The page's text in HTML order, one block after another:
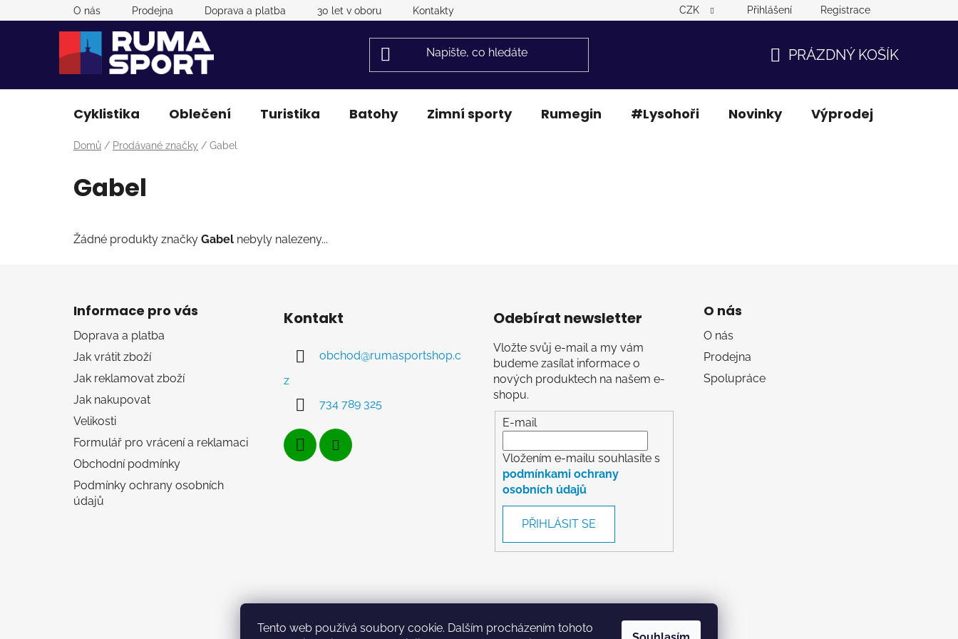
Tento web používá soubory cookie. Dalším procházením tohoto
na
O nás Prodejna Doprava a platba 30 let v oboru Kontakty CZK Přihlášení Registrace
KOŠÍK
PRÁZDNÝ KOŠÍK
Cyklistika Oblečení Turistika Batohy Zimní sporty Rumegin #Lysohoři Novinky Výprodej
Domů / Prodávané značky / Gabel
Gabel
Žádné produkty značky Gabel nebyly nalezeny...
Informace pro vás
Doprava a platba
Jak vrátit zboží
Jak reklamovat zboží
Jak nakupovat
Velikosti
Formulář pro vrácení a reklamaci
Obchodní podmínky
Podmínky ochrany osobních
údajů
Kontakt
obchod@rumasportshop.c
z
734 789 325
Odebírat newsletter
Vložte svůj e-mail a my vám
budeme zasílat informace o
nových produktech na našem e-
shopu.
E-mail
Vložením e-mailu souhlasíte s
podmínkami ochrany
osobních údajů
PŘIHLÁSIT SE
O nás
O nás
Prodejna
Spolupráce